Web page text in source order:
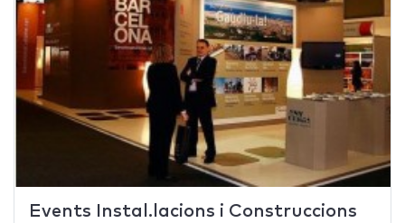
Events Instal.lacions i Construccions